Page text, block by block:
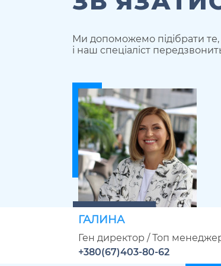
Ми допоможемо підібрати
і наш спеціаліст
ГАЛИНА
Ген директор / Топ
+380(67)403-80-62